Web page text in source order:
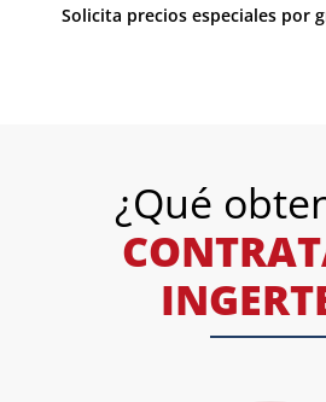
Solicita precios especiales por
¿Qué